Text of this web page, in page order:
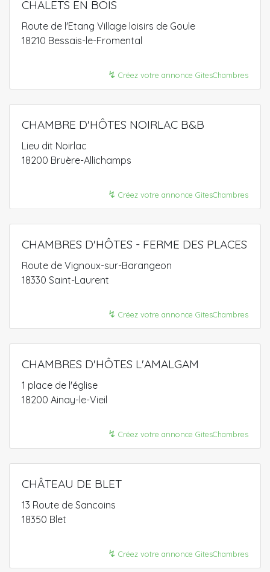
CHALETS EN BOIS
Route de l'Etang Village loisirs de Goule
18210 Bessais-le-Fromental
↯ Créez votre annonce GitesChambres
CHAMBRE D'HÔTES NOIRLAC B&B
Lieu dit Noirlac
18200 Bruère-Allichamps
↯ Créez votre annonce GitesChambres
CHAMBRES D'HÔTES - FERME DES PLACES
Route de Vignoux-sur-Barangeon
18330 Saint-Laurent
↯ Créez votre annonce GitesChambres
CHAMBRES D'HÔTES L'AMALGAM
1 place de l'église
18200 Ainay-le-Vieil
↯ Créez votre annonce GitesChambres
CHÂTEAU DE BLET
13 Route de Sancoins
18350 Blet
↯ Créez votre annonce GitesChambres